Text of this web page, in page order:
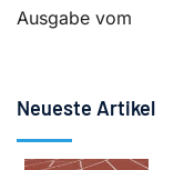
Ausgabe vom
Neueste Artikel